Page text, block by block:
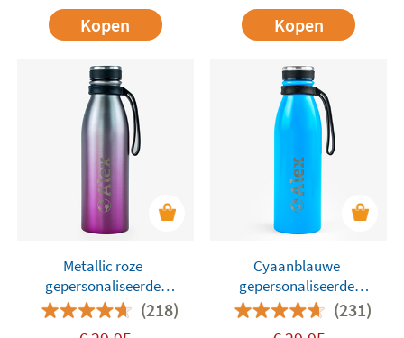
Kopen
Kopen
Metallic roze
gepersonaliseerde
thermische 500ml fles van
(218)
Cyaanblauwe
gepersonaliseerde
Thermische 500ml Fles van
(231)